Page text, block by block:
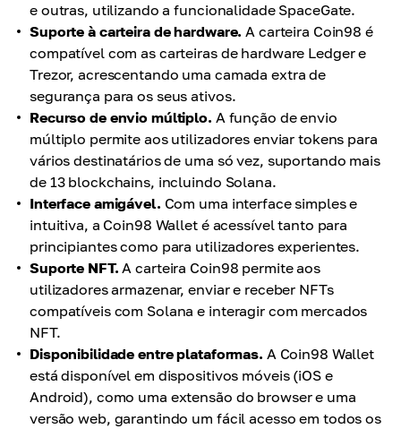
e outras, utilizando a funcionalidade SpaceGate.
Suporte à carteira de hardware. A carteira Coin98 é
compatível com as carteiras de hardware Ledger e
Trezor, acrescentando uma camada extra de
segurança para os seus ativos.
Recurso de envio múltiplo. A função de envio
múltiplo permite aos utilizadores enviar tokens para
vários destinatários de uma só vez, suportando mais
de 13 blockchains, incluindo Solana.
Interface amigável. Com uma interface simples e
intuitiva, a Coin98 Wallet é acessível tanto para
principiantes como para utilizadores experientes.
Suporte NFT. A carteira Coin98 permite aos
utilizadores armazenar, enviar e receber NFTs
compatíveis com Solana e interagir com mercados
NFT.
Disponibilidade entre plataformas. A Coin98 Wallet
está disponível em dispositivos móveis (iOS e
Android), como uma extensão do browser e uma
versão web, garantindo um fácil acesso em todos os